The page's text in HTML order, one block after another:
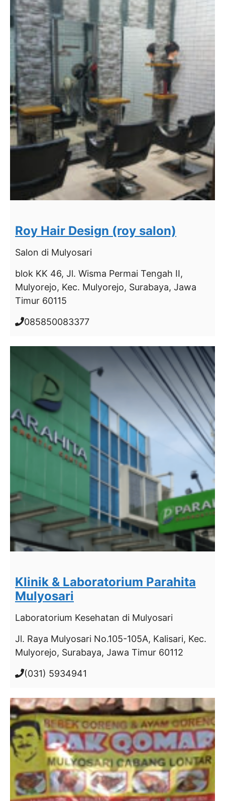
Roy Hair Design (roy salon)
Salon di Mulyosari
blok KK 46, Jl. Wisma Permai Tengah II,
Mulyorejo, Kec. Mulyorejo, Surabaya, Jawa
Timur 60115
085850083377
Klinik & Laboratorium Parahita
Mulyosari
Laboratorium Kesehatan di Mulyosari
Jl. Raya Mulyosari No.105-105A, Kalisari, Kec.
Mulyorejo, Surabaya, Jawa Timur 60112
(031) 5934941